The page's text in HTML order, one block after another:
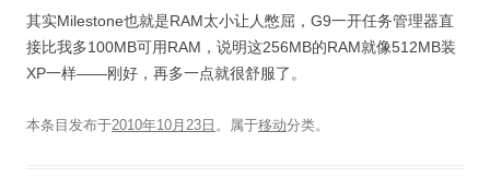
其实Milestone也就是RAM太小让人憋屈，G9一开任务管理器直
接比我多100MB可用RAM，说明这256MB的RAM就像512MB装
XP一样——刚好，再多一点就很舒服了。
本条目发布于2010年10月23日 。属于移动分类。